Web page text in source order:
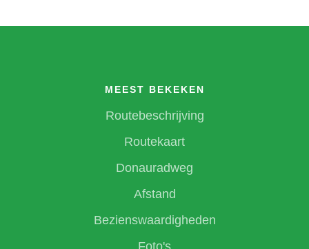
MEEST BEKEKEN
Routebeschrijving
Routekaart
Donauradweg
Afstand
Bezienswaardigheden